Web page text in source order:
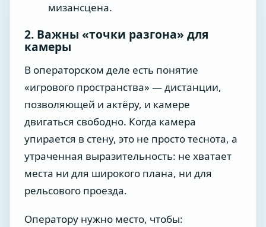
мизансцена.
2. Важны «точки разгона» для
камеры
В операторском деле есть понятие
«игрового пространства» — дистанции,
позволяющей и актёру, и камере
двигаться свободно. Когда камера
упирается в стену, это не просто теснота, а
утраченная выразительность: не хватает
места ни для широкого плана, ни для
рельсового проезда.
Оператору нужно место, чтобы: